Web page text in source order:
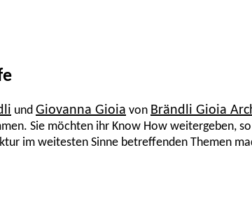
und Giovanna Gioia von Brändli Gioia
Sie möchten ihr Know How weitergeben, so
im weitesten Sinne betreffenden Themen